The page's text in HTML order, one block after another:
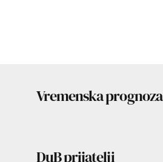
Vremenska prognoza
DuB prijatelji